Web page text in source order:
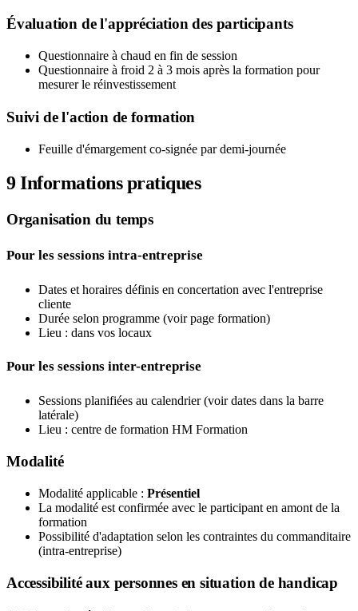
Évaluation de l'appréciation des participants
Questionnaire à chaud en fin de session
Questionnaire à froid 2 à 3 mois après la formation pour
mesurer le réinvestissement
Suivi de l'action de formation
Feuille d'émargement co-signée par demi-journée
9Informations pratiques
Organisation du temps
Pour les sessions intra-entreprise
Dates et horaires définis en concertation avec l'entreprise
cliente
Durée selon programme (voir page formation)
Lieu : dans vos locaux
Pour les sessions inter-entreprise
Sessions planifiées au calendrier (voir dates dans la barre
latérale)
Lieu : centre de formation HM Formation
Modalité
Modalité applicable : Présentiel
La modalité est confirmée avec le participant en amont de la
formation
Possibilité d'adaptation selon les contraintes du commanditaire
(intra-entreprise)
Accessibilité aux personnes en situation de handicap